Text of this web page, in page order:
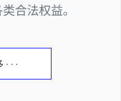
合法权益。
· · ·